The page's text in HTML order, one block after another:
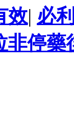
效| 必
非停藥